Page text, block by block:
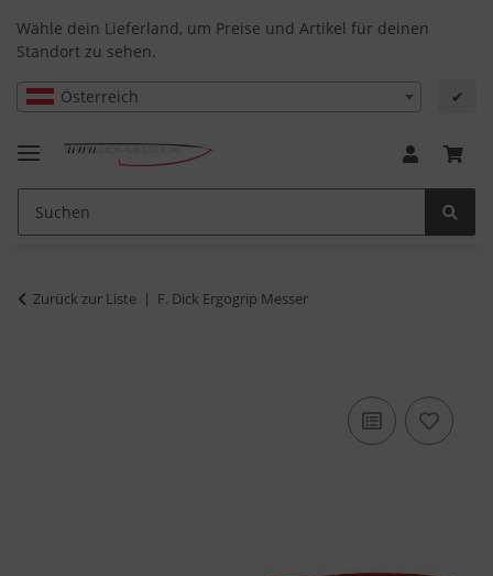
Wähle dein Lieferland, um Preise und Artikel für deinen
Standort zu sehen.
Österreich ✔
Zurück zur Liste F. Dick Ergogrip Messer